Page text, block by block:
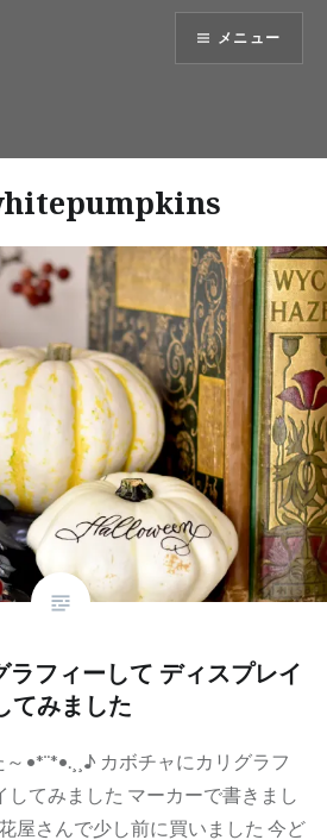
メニュー
ラフィーして ディスプレイ
てみました
•*¨*•.¸¸♪ カボチャにカリグラフ
してみました マーカーで書きまし
屋さんで少し前に買いました 今ど